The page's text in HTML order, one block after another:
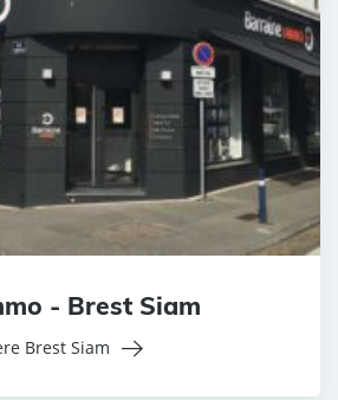
- Brest Siam
Brest Siam